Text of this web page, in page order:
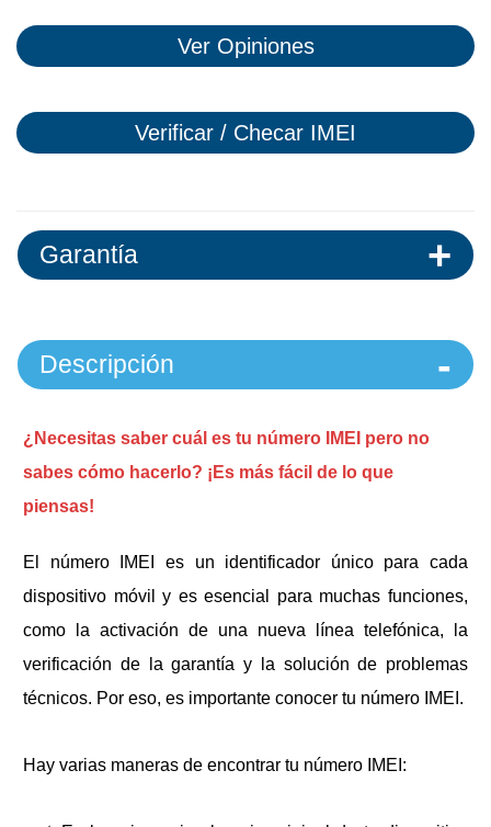
Ver Opiniones
Verificar / Checar IMEI
Garantía
Descripción
¿Necesitas saber cuál es tu número IMEI pero no
sabes cómo hacerlo? ¡Es más fácil de lo que
piensas!
El número IMEI es un identificador único para cada
dispositivo móvil y es esencial para muchas funciones,
como la activación de una nueva línea telefónica, la
verificación de la garantía y la solución de problemas
técnicos. Por eso, es importante conocer tu número IMEI.
Hay varias maneras de encontrar tu número IMEI: